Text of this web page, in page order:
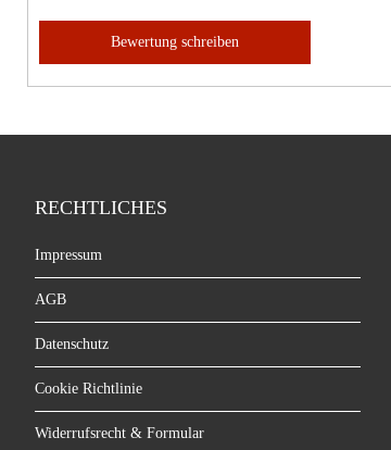
Bewertung schreiben
RECHTLICHES
Impressum
AGB
Datenschutz
Cookie Richtlinie
Widerrufsrecht & Formular